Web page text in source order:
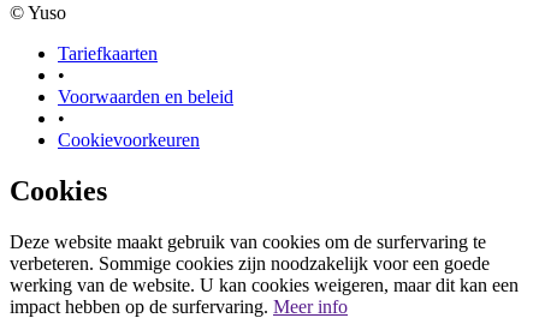
© Yuso
Tariefkaarten
•
Voorwaarden en beleid
•
Cookievoorkeuren
Cookies
Deze website maakt gebruik van cookies om de surfervaring te
verbeteren. Sommige cookies zijn noodzakelijk voor een goede
werking van de website. U kan cookies weigeren, maar dit kan een
impact hebben op de surfervaring. Meer info